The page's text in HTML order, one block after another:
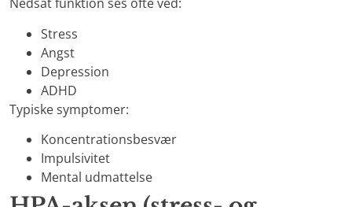
Nedsat funktion ses ofte ved:
Stress
Angst
Depression
ADHD
Typiske symptomer:
Koncentrationsbesvær
Impulsivitet
Mental udmattelse